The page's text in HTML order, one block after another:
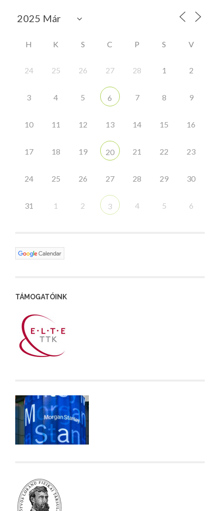
H K S C P S V
24 25 26 27 28 1 2
3 4 5 6 7 8 9
10 11 12 13 14 15 16
17 18 19 20 21 22 23
24 25 26 27 28 29 30
31 1 2 3 4 5 6
TÁMOGATÓINK